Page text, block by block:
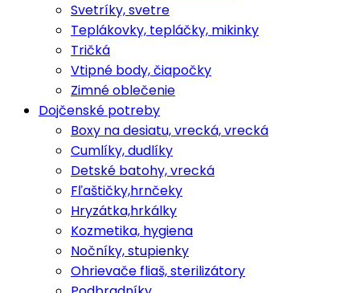
Svetríky, svetre
Teplákovky, tepláčky, mikinky
Tričká
Vtipné body, čiapočky
Zimné oblečenie
Dojčenské potreby
Boxy na desiatu, vrecká, vrecká
Cumlíky, dudlíky
Detské batohy, vrecká
Fľaštičky,hrnčeky
Hryzátka,hrkálky
Kozmetika, hygiena
Nočníky, stupienky
Ohrievače fliaš, sterilizátory